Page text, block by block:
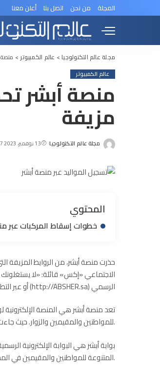
المجلة من نحن اتصل بنا أعلن معنا
مجلة عالم التكنولوجيا> عالم الكمبيوتر >
عالم الكمبيوتر
منصة أبشر
مزيفة
Posted
مجلة عالم التكنولوجيا 13 نوفمبر، 2023 9:17 م
المحتوي
خطوات إسقاط المركبات عبر
حذرتمنصة أبشر، من الروابط المزيفة
الاجتماعي «إكس» قائلة: «لا يستغلونك
الرسمي (
http://ABSHER.sa
) أو عبر
تعد منصة أبشر هي المنصة الإلكترونية
للمواطنين والمقيمين والزوار. حيث جاءت من ضمن تلك الخدمات هى خدمة إسقاط المركبات.
بوابة أبشر هي البوابة الإلكترونية
المتنوعة للمواطنين والمقيمين في المملكة.